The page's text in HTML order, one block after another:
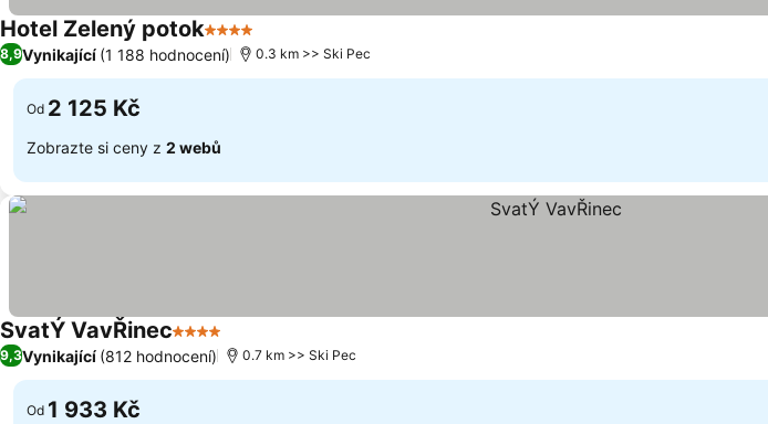
Hotel Zelený potok4 Počet hvězdiček
8,9Vynikající (1 188 hodnocení) 0.3 km >> Ski Pec
Od 2 125 Kč
Zobrazte si ceny z 2 webů
SvatÝ VavŘinec4 Počet hvězdiček
9,3Vynikající (812 hodnocení) 0.7 km >> Ski Pec
Od 1 933 Kč